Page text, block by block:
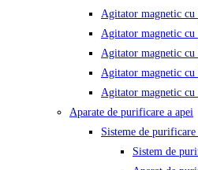
Agitator magnetic
Agitator magnetic
Agitator magnetic
Agitator magnetic
Agitator magnetic
Aparate de purificare a apei
Sisteme de
Sistem de